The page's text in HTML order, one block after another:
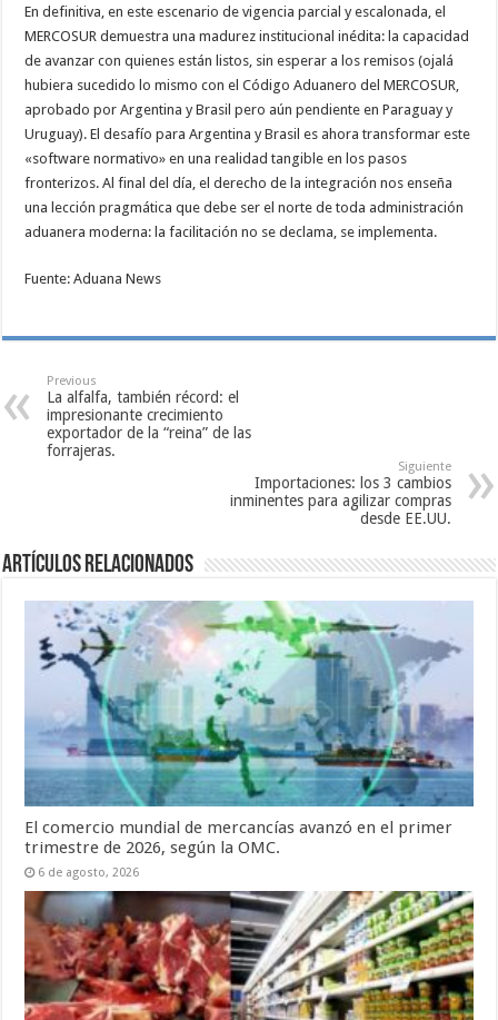
En definitiva, en este escenario de vigencia parcial y escalonada, el
MERCOSUR demuestra una madurez institucional inédita: la capacidad
de avanzar con quienes están listos, sin esperar a los remisos (ojalá
hubiera sucedido lo mismo con el Código Aduanero del MERCOSUR,
aprobado por Argentina y Brasil pero aún pendiente en Paraguay y
Uruguay). El desafío para Argentina y Brasil es ahora transformar este
«software normativo» en una realidad tangible en los pasos
fronterizos. Al final del día, el derecho de la integración nos enseña
una lección pragmática que debe ser el norte de toda administración
aduanera moderna: la facilitación no se declama, se implementa.
Fuente: Aduana News
Previous
La alfalfa, también récord: el
impresionante crecimiento
exportador de la “reina” de las
forrajeras.
Siguiente
Importaciones: los 3 cambios
inminentes para agilizar compras
desde EE.UU.
Artículos relacionados
El comercio mundial de mercancías avanzó en el primer
trimestre de 2026, según la OMC.
6 de agosto, 2026